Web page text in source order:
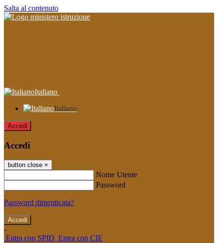
Salta al contenuto
Italiano
Italiano
Accedi
Accedi
button close ×
Nome Utente
Password
Password dimenticata?
-
Entra con SPID Entra con CIE